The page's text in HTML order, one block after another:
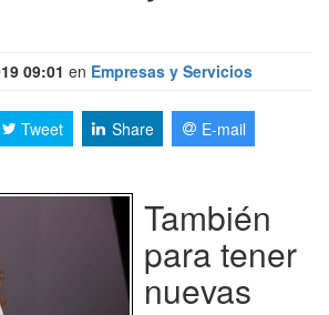
09:01 en Empresas y Servicios
Tweet Share E-mail
También
para tener
nuevas